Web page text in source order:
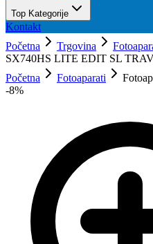
Top Kategorije
Kontakt
Početna
Trgovina
SX740HS LITE EDIT SL
Početna
Fotoaparati
-8%